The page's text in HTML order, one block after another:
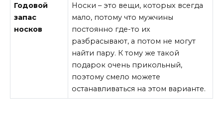
Годовой
запас
носков
Носки – это вещи, которых всегда
мало, потому что мужчины
постоянно где-то их
разбрасывают, а потом не могут
найти пару. К тому же такой
подарок очень прикольный,
поэтому смело можете
останавливаться на этом варианте.